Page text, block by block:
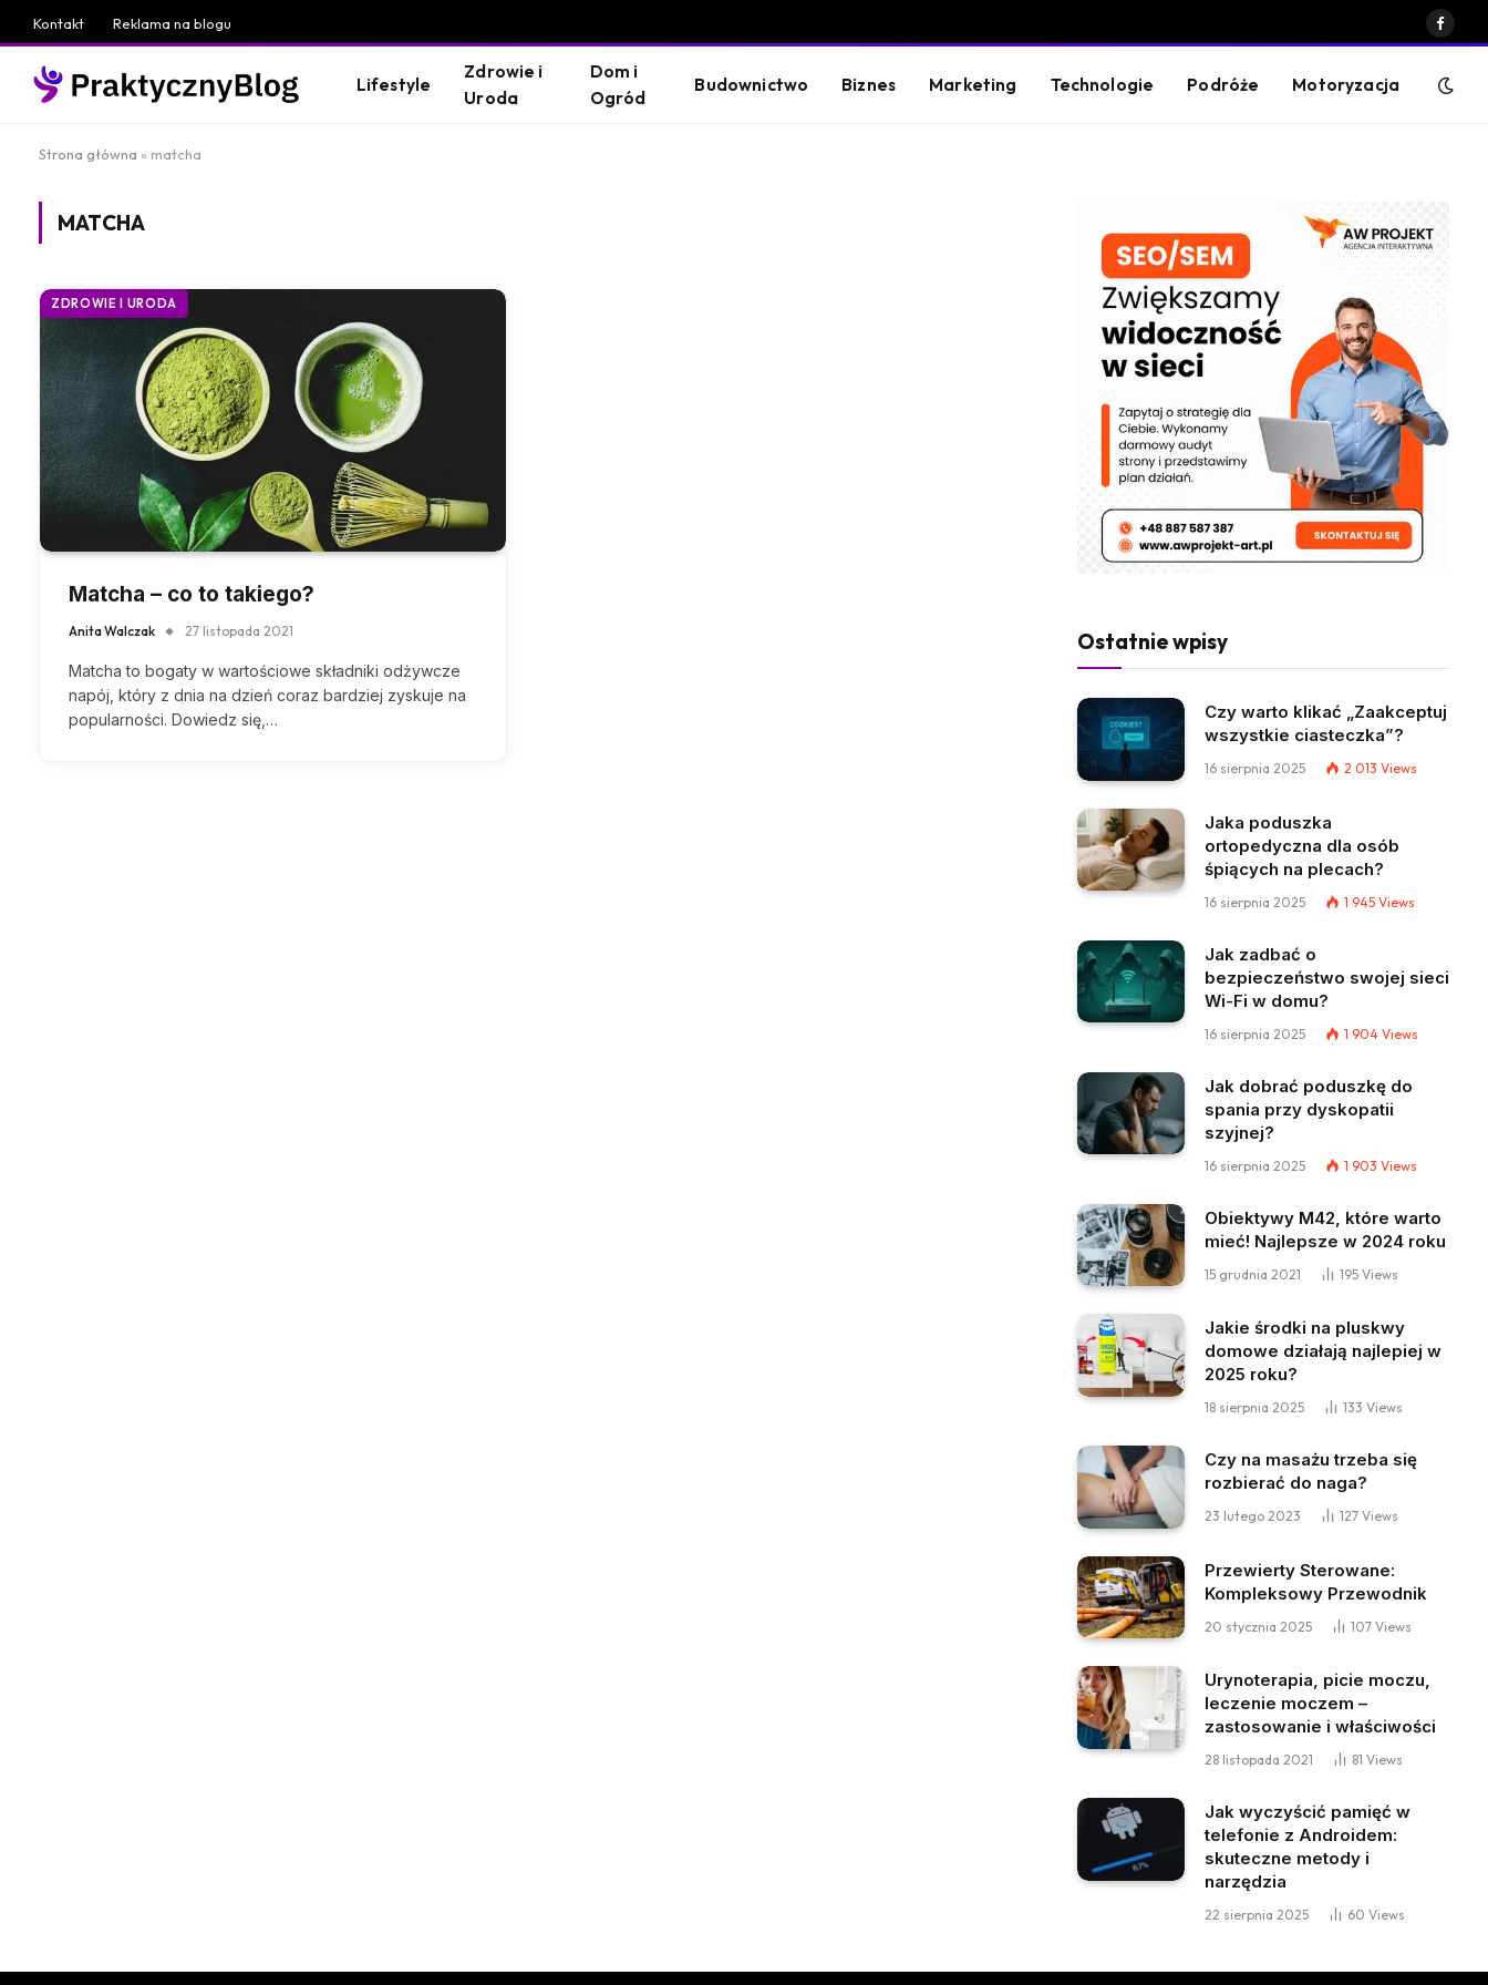
Kontakt Reklama na blogu
Lifestyle
Zdrowie i
Uroda
Dom i
Ogród
Budownictwo Biznes Marketing Technologie Podróże Motoryzacja
Strona główna » matcha
MATCHA
ZDROWIE I URODA
Matcha – co to takiego?
Anita Walczak 27 listopada 2021
Matcha to bogaty w wartościowe składniki odżywcze
napój, który z dnia na dzień coraz bardziej zyskuje na
popularności. Dowiedz się,…
Ostatnie wpisy
Czy warto klikać „Zaakceptuj
wszystkie ciasteczka”?
16 sierpnia 2025 2 013 Views
Jaka poduszka
ortopedyczna dla osób
śpiących na plecach?
16 sierpnia 2025 1 945 Views
Jak zadbać o
bezpieczeństwo swojej sieci
Wi-Fi w domu?
16 sierpnia 2025 1 904 Views
Jak dobrać poduszkę do
spania przy dyskopatii
szyjnej?
16 sierpnia 2025 1 903 Views
Obiektywy M42, które warto
mieć! Najlepsze w 2024 roku
15 grudnia 2021 195 Views
Jakie środki na pluskwy
domowe działają najlepiej w
2025 roku?
18 sierpnia 2025 133 Views
Czy na masażu trzeba się
rozbierać do naga?
23 lutego 2023 127 Views
Przewierty Sterowane:
Kompleksowy Przewodnik
20 stycznia 2025 107 Views
Urynoterapia, picie moczu,
leczenie moczem –
zastosowanie i właściwości
28 listopada 2021 81 Views
Jak wyczyścić pamięć w
telefonie z Androidem:
skuteczne metody i
narzędzia
22 sierpnia 2025 60 Views